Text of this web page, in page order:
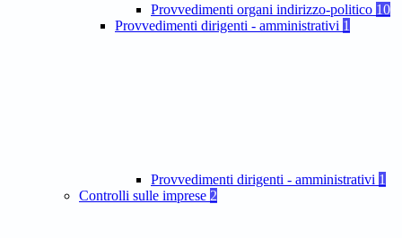
Provvedimenti organi indirizzo-politico 10
Provvedimenti dirigenti - amministrativi 1
Provvedimenti dirigenti - amministrativi 1
Controlli sulle imprese 2